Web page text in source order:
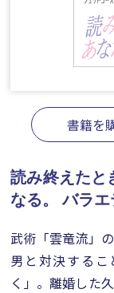
書籍を
読み終えたと
なる。 バラエ
武術「雲竜流」
男と対決する
く」。離婚した